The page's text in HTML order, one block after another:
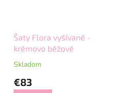
Šaty Flora vyšívané -
krémovo béžové
Skladom
€83